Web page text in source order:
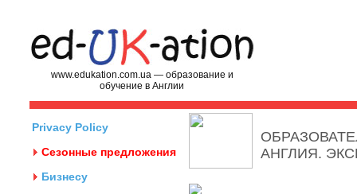
www.edukation.com.ua — образование и
обучение в Англии
Privacy Policy
Сезонные предложения
Бизнесу
АНГЛИЯ.